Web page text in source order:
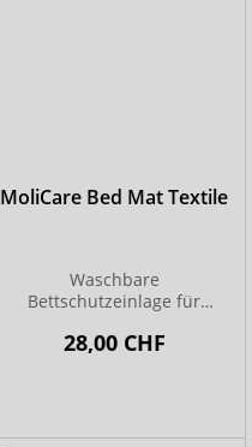
MoliCare Bed Mat Textile
Waschbare
Bettschutzeinlage für
28,00 CHF